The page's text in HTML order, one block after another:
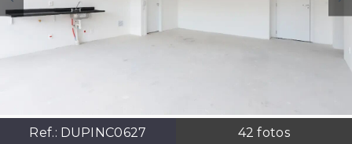
Ref.: DUPINC0627 42 fotos